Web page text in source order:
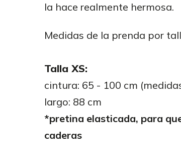
la hace realmente hermosa.
Medidas de la prenda por
Talla XS:
cintura: 65 - 100 cm
largo: 88 cm
*pretina elasticada, para
caderas